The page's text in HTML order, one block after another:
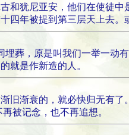
和犹尼亚安，他们在使徒中
四年被提到第三层天上去
葬，原是叫我们一举一动
就是作新造的人。
旧渐衰的，就必快归无有了。
被记念，也不再追想。